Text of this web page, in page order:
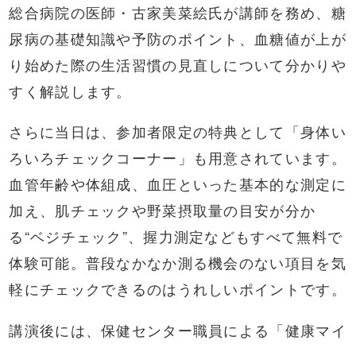
総合病院の医師・古家美菜絵氏が講師を務め、糖
尿病の基礎知識や予防のポイント、血糖値が上が
り始めた際の生活習慣の見直しについて分かりや
すく解説します。
さらに当日は、参加者限定の特典として「身体い
ろいろチェックコーナー」も用意されています。
血管年齢や体組成、血圧といった基本的な測定に
加え、肌チェックや野菜摂取量の目安が分か
る“ベジチェック”、握力測定などもすべて無料で
体験可能。普段なかなか測る機会のない項目を気
軽にチェックできるのはうれしいポイントです。
講演後には、保健センター職員による「健康マイ